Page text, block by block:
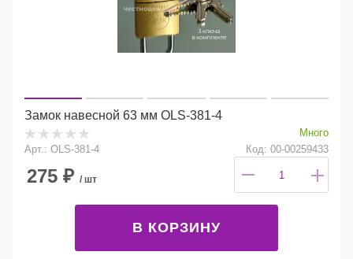
Замок навесной 63 мм OLS-381-4
Много
Арт.: OLS-381-4
Код: 00-00259433
275 ₽ / шт
В КОРЗИНУ